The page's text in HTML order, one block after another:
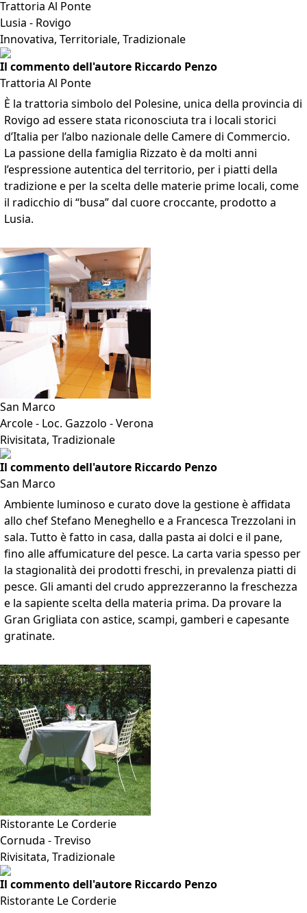
Trattoria Al Ponte
Lusia - Rovigo
Innovativa, Territoriale, Tradizionale
Il commento dell'autore Riccardo Penzo
Trattoria Al Ponte
È la trattoria simbolo del Polesine, unica della provincia di
Rovigo ad essere stata riconosciuta tra i locali storici
d’Italia per l’albo nazionale delle Camere di Commercio.
La passione della famiglia Rizzato è da molti anni
l’espressione autentica del territorio, per i piatti della
tradizione e per la scelta delle materie prime locali, come
il radicchio di “busa” dal cuore croccante, prodotto a
Lusia.
San Marco
Arcole - Loc. Gazzolo - Verona
Rivisitata, Tradizionale
Il commento dell'autore Riccardo Penzo
San Marco
Ambiente luminoso e curato dove la gestione è affidata
allo chef Stefano Meneghello e a Francesca Trezzolani in
sala. Tutto è fatto in casa, dalla pasta ai dolci e il pane,
fino alle affumicature del pesce. La carta varia spesso per
la stagionalità dei prodotti freschi, in prevalenza piatti di
pesce. Gli amanti del crudo apprezzeranno la freschezza
e la sapiente scelta della materia prima. Da provare la
Gran Grigliata con astice, scampi, gamberi e capesante
gratinate.
Ristorante Le Corderie
Cornuda - Treviso
Rivisitata, Tradizionale
Il commento dell'autore Riccardo Penzo
Ristorante Le Corderie